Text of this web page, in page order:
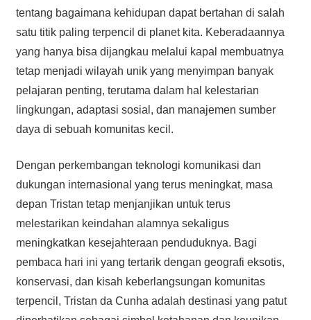
tentang bagaimana kehidupan dapat bertahan di salah
satu titik paling terpencil di planet kita. Keberadaannya
yang hanya bisa dijangkau melalui kapal membuatnya
tetap menjadi wilayah unik yang menyimpan banyak
pelajaran penting, terutama dalam hal kelestarian
lingkungan, adaptasi sosial, dan manajemen sumber
daya di sebuah komunitas kecil.
Dengan perkembangan teknologi komunikasi dan
dukungan internasional yang terus meningkat, masa
depan Tristan tetap menjanjikan untuk terus
melestarikan keindahan alamnya sekaligus
meningkatkan kesejahteraan penduduknya. Bagi
pembaca hari ini yang tertarik dengan geografi eksotis,
konservasi, dan kisah keberlangsungan komunitas
terpencil, Tristan da Cunha adalah destinasi yang patut